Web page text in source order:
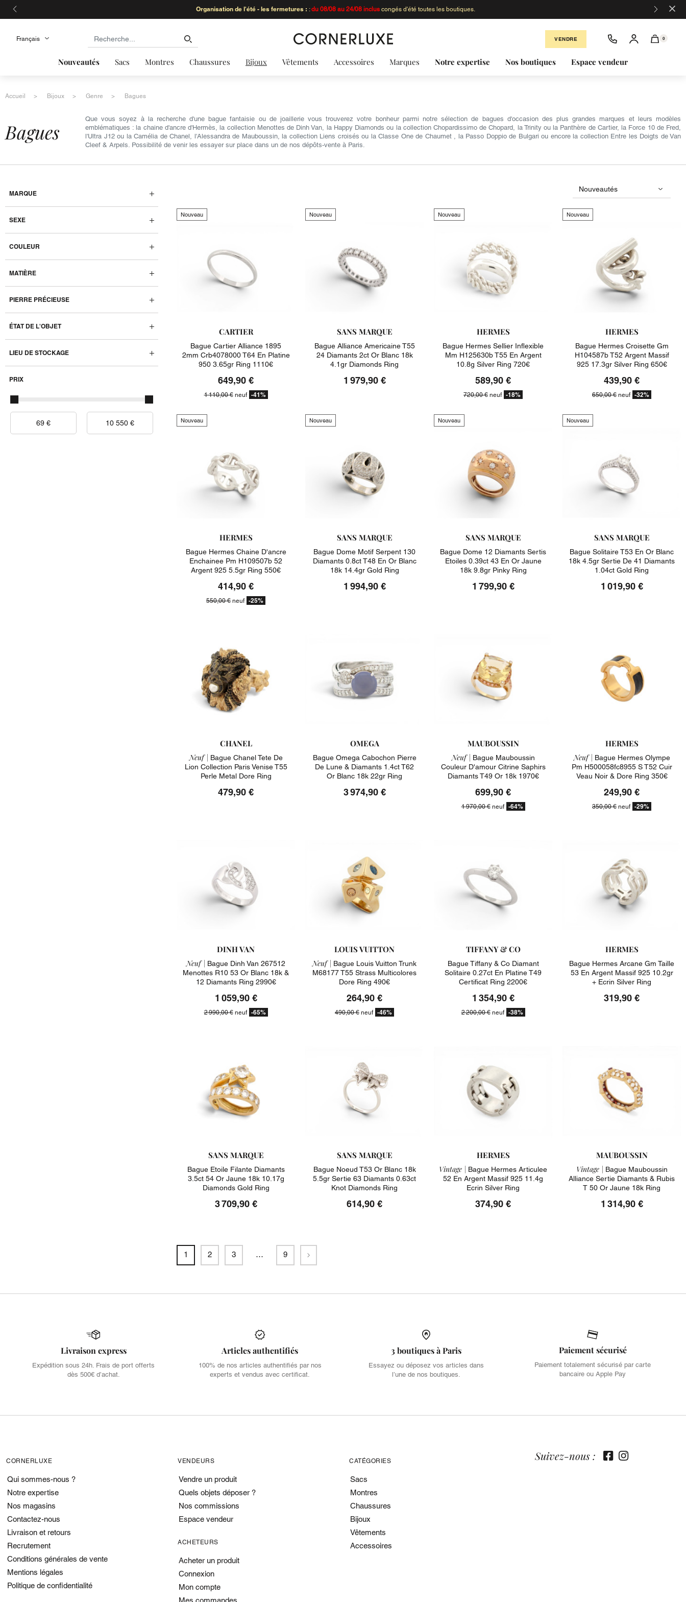
100%de nos articles sont certifiés par nos experts ! ×
VENDRE 0
Nouveautés Sacs Montres Chaussures Bijoux Vêtements Accessoires Marques Notre expertise Nos boutiques Espace vendeur
Accueil Bijoux Genre Bagues
bagues
Que vous soyez à la recherche d'une bague fantaisie ou de joaillerie vous trouverez votre bonheur parmi notre sélection de bagues d'occasion des plus grandes marques et leurs modèles
emblématiques : la chaine d'ancre d'Hermès, la collection Menottes de Dinh Van, la Happy Diamonds ou la collection Chopardissimo de Chopard, la Trinity ou la Panthère de Cartier, la Force 10 de Fred,
l'Ultra J12 ou la Camélia de Chanel, l'Alessandra de Mauboussin, la collection Liens croisés ou la Classe One de Chaumet , la Passo Doppio de Bulgari ou encore la collection Entre les Doigts de Van
Cleef & Arpels. Possibilité de venir les essayer sur place dans un de nos dépôts-vente à Paris.
MARQUE
SEXE
COULEUR
MATIÈRE
PIERRE PRÉCIEUSE
ÉTAT DE L'OBJET
LIEU DE STOCKAGE
PRIX
Nouveau
CARTIER
Bague Cartier Alliance 1895
2mm Crb4078000 T64 En Platine
950 3.65gr Ring 1110€
649,90 €
1 110,00 €neuf -41%
Nouveau
SANS MARQUE
Bague Alliance Americaine T55
24 Diamants 2ct Or Blanc 18k
4.1gr Diamonds Ring
1 979,90 €
Nouveau
HERMES
Bague Hermes Sellier Inflexible
Mm H125630b T55 En Argent
10.8g Silver Ring 720€
589,90 €
720,00 € neuf -18%
Nouveau
HERMES
Bague Hermes Croisette Gm
H104587b T52 Argent Massif
925 17.3gr Silver Ring 650€
439,90 €
650,00 € neuf -32%
Nouveau
HERMES
Bague Hermes Chaine D'ancre
Enchainee Pm H109507b 52
Argent 925 5.5gr Ring 550€
414,90 €
550,00 € neuf -25%
Nouveau
SANS MARQUE
Bague Dome Motif Serpent 130
Diamants 0.8ct T48 En Or Blanc
18k 14.4gr Gold Ring
1 994,90 €
Nouveau
SANS MARQUE
Bague Dome 12 Diamants Sertis
Etoiles 0.39ct 43 En Or Jaune
18k 9.8gr Pinky Ring
1 799,90 €
Nouveau
SANS MARQUE
Bague Solitaire T53 En Or Blanc
18k 4.5gr Sertie De 41 Diamants
1.04ct Gold Ring
1 019,90 €
CHANEL
Neuf | Bague Chanel Tete De
Lion Collection Paris Venise T55
Perle Metal Dore Ring
479,90 €
OMEGA
Bague Omega Cabochon Pierre
De Lune & Diamants 1.4ct T62
Or Blanc 18k 22gr Ring
3 974,90 €
MAUBOUSSIN
Neuf | Bague Mauboussin
Couleur D'amour Citrine Saphirs
Diamants T49 Or 18k 1970€
699,90 €
1 970,00 €neuf -64%
HERMES
Neuf | Bague Hermes Olympe
Pm H500058fc8955 S T52 Cuir
Veau Noir & Dore Ring 350€
249,90 €
350,00 € neuf -29%
DINH VAN
Neuf | Bague Dinh Van 267512
Menottes R10 53 Or Blanc 18k &
12 Diamants Ring 2990€
1 059,90 €
2 990,00 €neuf -65%
LOUIS VUITTON
Neuf | Bague Louis Vuitton Trunk
M68177 T55 Strass Multicolores
Dore Ring 490€
264,90 €
490,00 € neuf -46%
TIFFANY & CO
Bague Tiffany & Co Diamant
Solitaire 0.27ct En Platine T49
Certificat Ring 2200€
1 354,90 €
2 200,00 €neuf -38%
HERMES
Bague Hermes Arcane Gm Taille
53 En Argent Massif 925 10.2gr
+ Ecrin Silver Ring
319,90 €
SANS MARQUE
Bague Etoile Filante Diamants
3.5ct 54 Or Jaune 18k 10.17g
Diamonds Gold Ring
3 709,90 €
SANS MARQUE
Bague Noeud T53 Or Blanc 18k
5.5gr Sertie 63 Diamants 0.63ct
Knot Diamonds Ring
614,90 €
HERMES
Vintage | Bague Hermes Articulee
52 En Argent Massif 925 11.4g
Ecrin Silver Ring
374,90 €
MAUBOUSSIN
Vintage | Bague Mauboussin
Alliance Sertie Diamants & Rubis
T 50 Or Jaune 18k Ring
1 314,90 €
1 2 3 … 9 Suivant
Livraison express
Expédition sous 24h. Frais de port offerts
dès 500€ d’achat.
Articles authentifiés
100% de nos articles authentifiés par nos
experts et vendus avec certificat.
3 boutiques à Paris
Essayez ou déposez vos articles dans
l’une de nos boutiques.
Paiement sécurisé
Paiement totalement sécurisé par carte
bancaire ou Apple Pay
CORNERLUXE
Qui sommes-nous ?
Notre expertise
Nos magasins
Contactez-nous
Livraison et retours
Recrutement
Conditions générales de vente
Mentions légales
Politique de confidentialité
VENDEURS
Vendre un produit
Quels objets déposer ?
Nos commissions
Espace vendeur
ACHETEURS
Acheter un produit
Connexion
Mon compte
CATÉGORIES
Sacs
Montres
Chaussures
Bijoux
Vêtements
Accessoires
Suivez-nous :